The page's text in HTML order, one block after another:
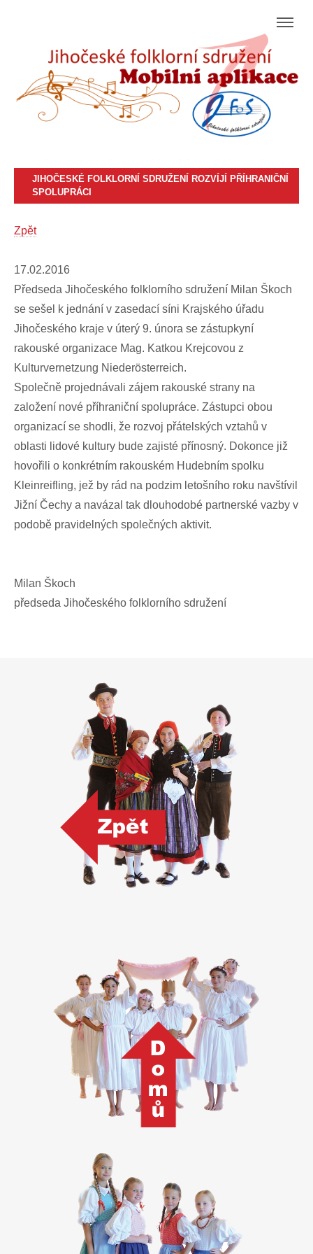
JIHOČESKÉ FOLKLORNÍ SDRUŽENÍ ROZVÍJÍ PŘÍHRANIČNÍ
SPOLUPRÁCI
Zpět
17.02.2016
Předseda Jihočeského folklorního sdružení Milan Škoch
se sešel k jednání v zasedací síni Krajského úřadu
Jihočeského kraje v úterý 9. února se zástupkyní
rakouské organizace Mag. Katkou Krejcovou z
Kulturvernetzung Niederösterreich.
Společně projednávali zájem rakouské strany na
založení nové příhraniční spolupráce. Zástupci obou
organizací se shodli, že rozvoj přátelských vztahů v
oblasti lidové kultury bude zajisté přínosný. Dokonce již
hovořili o konkrétním rakouském Hudebním spolku
Kleinreifling, jež by rád na podzim letošního roku navštívil
Jižní Čechy a navázal tak dlouhodobé partnerské vazby v
podobě pravidelných společných aktivit.
Milan Škoch
předseda Jihočeského folklorního sdružení